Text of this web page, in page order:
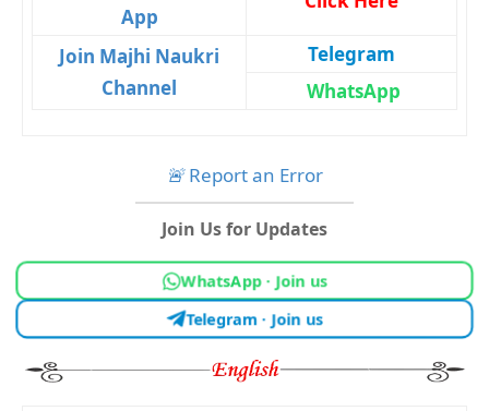
App
Join Majhi Naukri
Channel
Telegram
WhatsApp
🚨Report an Error
Join Us for Updates
WhatsApp · Join us
Telegram · Join us